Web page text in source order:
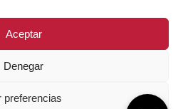
Aceptar
Denegar
preferencias